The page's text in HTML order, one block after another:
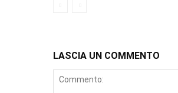
LASCIA UN COMMENTO